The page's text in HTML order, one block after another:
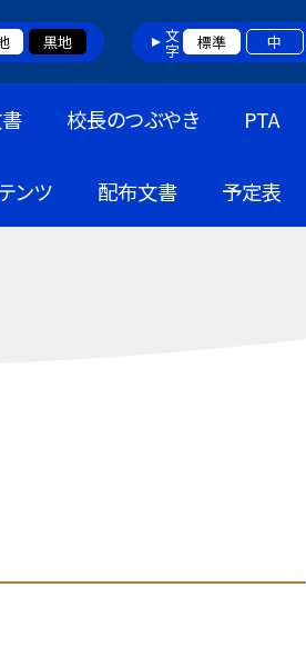
黒地 文字 標準 中
校長のつぶやき PTA
ンツ 配布文書 予定表